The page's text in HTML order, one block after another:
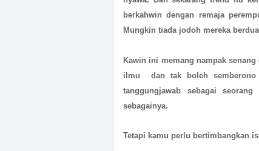
berkahwin dengan remaja
Mungkin tiada jodoh mereka
Kawin ini memang nampak
ilmu dan tak boleh semberono
tanggungjawab sebagai
sebagainya.
Tetapi kamu perlu bertimbangkan